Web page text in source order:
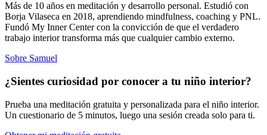
Más de 10 años en meditación y desarrollo personal. Estudió con
Borja Vilaseca en 2018, aprendiendo mindfulness, coaching y PNL.
Fundó My Inner Center con la convicción de que el verdadero
trabajo interior transforma más que cualquier cambio externo.
Sobre Samuel
¿Sientes curiosidad por conocer a tu niño interior?
Prueba una meditación gratuita y personalizada para el niño interior.
Un cuestionario de 5 minutos, luego una sesión creada solo para ti.